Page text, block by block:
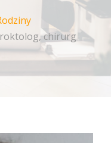
chirurg